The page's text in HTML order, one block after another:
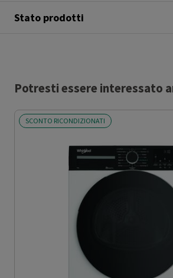
Stato prodotti
Potresti essere interessato
SCONTO RICONDIZIONATI